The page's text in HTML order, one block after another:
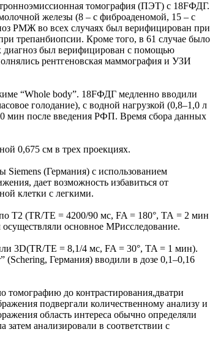
томография (ПЭТ) с 18FФДГ.
железы (8 – с фиброаденомой, 15 – с
РМЖ во всех случаях был верифицирован при
трепанбиопсии. Кроме того, в 61 случае было
диагноз был верифицирован с помощью
рентгеновская маммография и УЗИ
“Whole body”. 18FФДГ медленно вводили
голодание), с водной нагрузкой (0,8–1,0 л
мин после введения РФП. Время сбора данных
0,675 см в трех проекциях.
(Германия) с использованием
дает возможность избавиться от
клетки с легкими.
по Т2 (ТR/TE = 4200/90 мс, FA = 180°, ТА = 2 мин
основное МРисследование.
3D(TR/TE = 8,1/4 мс, FA = 30°, TA = 1 мин).
Германия) вводили в дозе 0,1–0,16
томографию до контрастирования,дватри
подвергали количественному анализу и
область интереса обычно определяли
анализировали в соответствии с